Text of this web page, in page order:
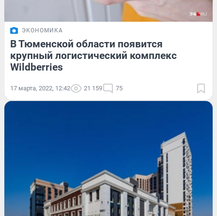
ЭКОНОМИКА
В Тюменской области появится
крупный логистический комплекс
Wildberries
17 марта, 2022, 12:42 21 159 75